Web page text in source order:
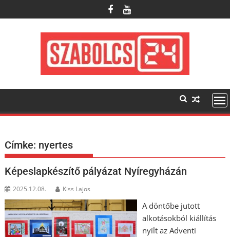
to
Címke: nyertes
Képeslapkészítő pályázat Nyíregyházán
2025.12.08. Kiss Lajos
A döntőbe jutott
alkotásokból kiállítás
nyílt az Adventi